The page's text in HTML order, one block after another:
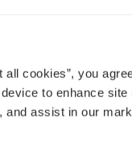
all cookies”, you
to enhance site
and assist in our